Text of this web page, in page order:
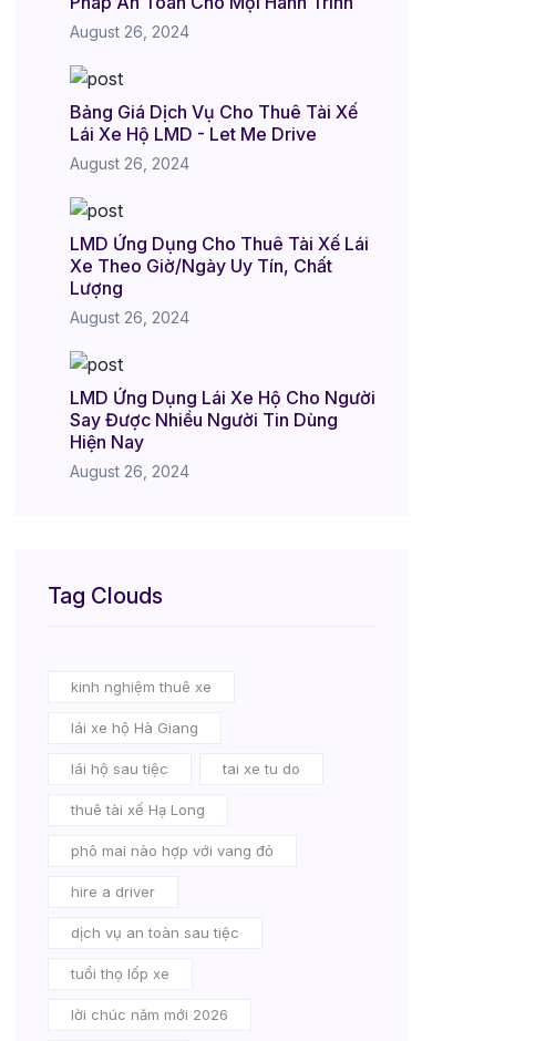
August 26, 2024
Bảng Giá Dịch Vụ Cho Thuê Tài Xế
Lái Xe Hộ LMD - Let Me Drive
August 26, 2024
LMD Ứng Dụng Cho Thuê Tài Xế Lái
Xe Theo Giờ/Ngày Uy Tín, Chất
Lượng
August 26, 2024
LMD Ứng Dụng Lái Xe Hộ Cho Người
Say Được Nhiều Người Tin Dùng
Hiện Nay
August 26, 2024
Tag Clouds
kinh nghiệm thuê xe
lái xe hộ Hà Giang
lái hộ sau tiệc tai xe tu do
thuê tài xế Hạ Long
phô mai nào hợp với vang đỏ
hire a driver
dịch vụ an toàn sau tiệc
tuổi thọ lốp xe
lời chúc năm mới 2026